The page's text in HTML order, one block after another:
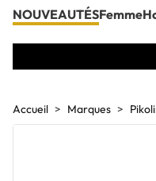
NOUVEAUTÉSFemme
Accueil Marques